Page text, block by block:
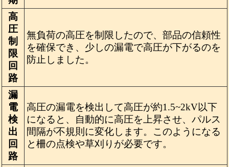
高
圧
制
限
回
路
無負荷の高圧を制限したので、部品の信頼性
を確保でき、少しの漏電で高圧が下がるのを
防止しました。
漏
電
検
出
回
路
高圧の漏電を検出して高圧が約1.5~2kV以下
になると、自動的に高圧を上昇させ、パルス
間隔が不規則に変化します。このようになる
と柵の点検や草刈りが必要です。